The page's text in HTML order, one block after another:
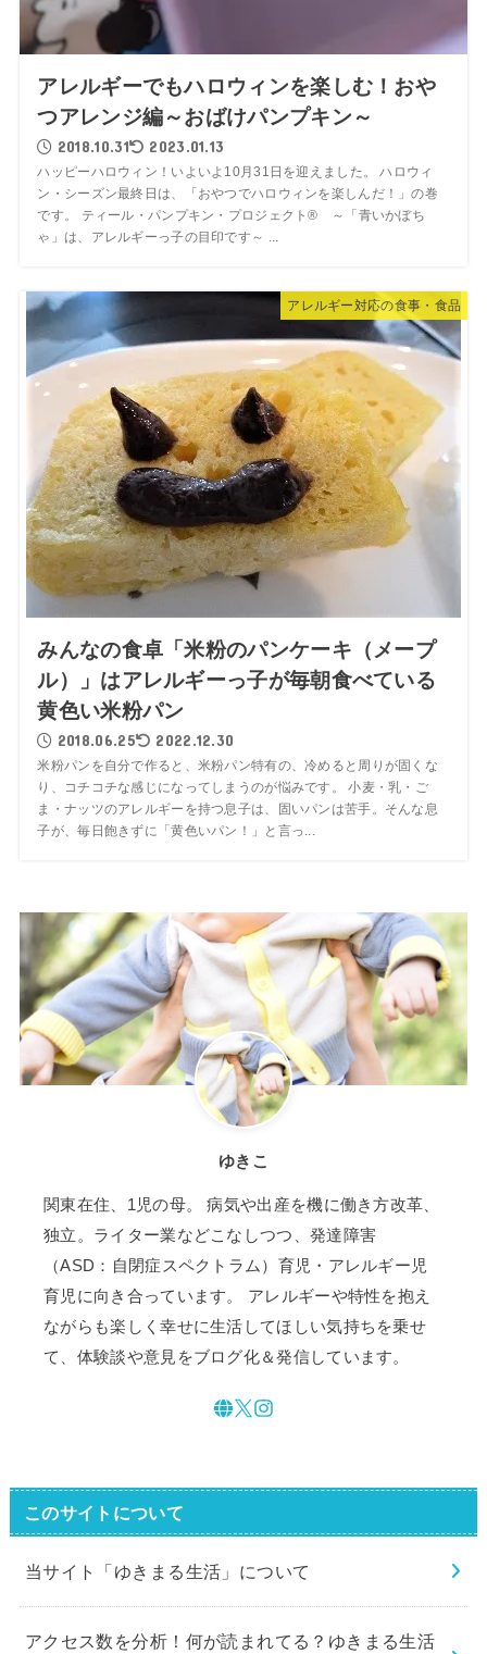
アレルギーでもハロウィンを楽しむ！おや
つアレンジ編～おばけパンプキン～
2018.10.31 2023.01.13
ハッピーハロウィン！いよいよ10月31日を迎えました。 ハロウィ
ン・シーズン最終日は、「おやつでハロウィンを楽しんだ！」の巻
です。 ティール・パンプキン・プロジェクト® ～「青いかぼち
ゃ」は、アレルギーっ子の目印です～ ...
アレルギー対応の食事・食品
みんなの食卓「米粉のパンケーキ（メープ
ル）」はアレルギーっ子が毎朝食べている
黄色い米粉パン
2018.06.25 2022.12.30
米粉パンを自分で作ると、米粉パン特有の、冷めると周りが固くな
り、コチコチな感じになってしまうのが悩みです。 小麦・乳・ご
ま・ナッツのアレルギーを持つ息子は、固いパンは苦手。そんな息
子が、毎日飽きずに「黄色いパン！」と言っ...
ゆきこ
関東在住、1児の母。 病気や出産を機に働き方改革、
独立。ライター業などこなしつつ、発達障害
（ASD：自閉症スペクトラム）育児・アレルギー児
育児に向き合っています。 アレルギーや特性を抱え
ながらも楽しく幸せに生活してほしい気持ちを乗せ
て、体験談や意見をブログ化＆発信しています。
このサイトについて
当サイト「ゆきまる生活」について
アクセス数を分析！何が読まれてる？ゆきまる生活